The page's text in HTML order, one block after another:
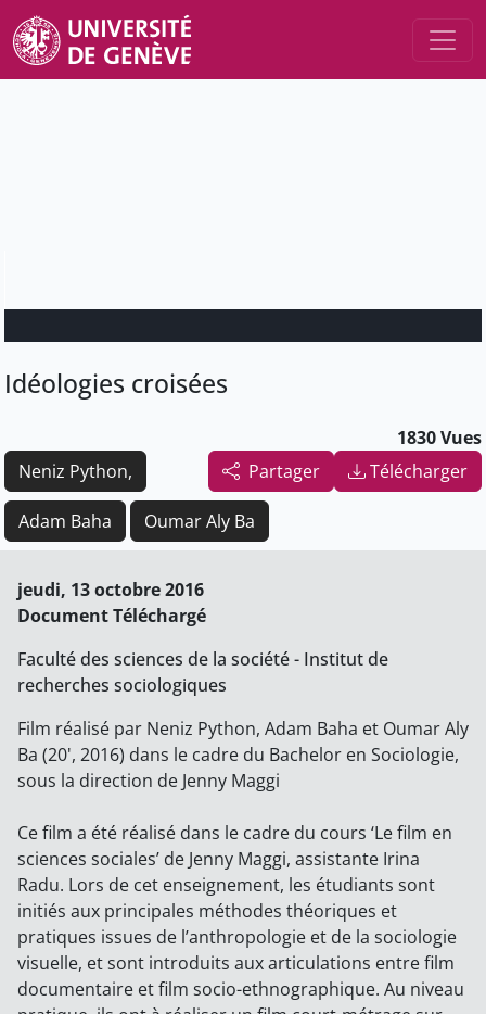
Idéologies croisées
1830 Vues
Partager
Télécharger
Neniz Python,
Adam Baha Oumar Aly Ba
jeudi, 13 octobre 2016
Document Téléchargé
Faculté des sciences de la société - Institut de
recherches sociologiques
Film réalisé par Neniz Python, Adam Baha et Oumar Aly
Ba (20', 2016) dans le cadre du Bachelor en Sociologie,
sous la direction de Jenny Maggi
Ce film a été réalisé dans le cadre du cours ‘Le film en
sciences sociales’ de Jenny Maggi, assistante Irina
Radu. Lors de cet enseignement, les étudiants sont
initiés aux principales méthodes théoriques et
pratiques issues de l’anthropologie et de la sociologie
visuelle, et sont introduits aux articulations entre film
documentaire et film socio-ethnographique. Au niveau